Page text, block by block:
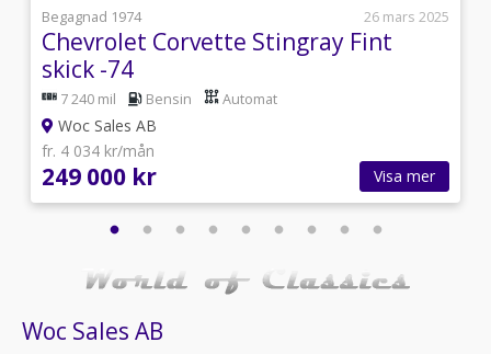
Begagnad 1974
26 mars 2025
Chevrolet Corvette Stingray Fint
skick -74
7 240 mil Bensin Automat
Woc Sales AB
fr. 4 034 kr/mån
249 000 kr Visa mer
Woc Sales AB